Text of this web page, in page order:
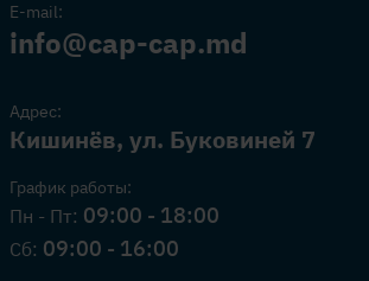
E-mail:
info@cap-cap.md
Адрес:
Кишинёв, ул. Буковиней 7
График работы:
Пн - Пт: 09:00 - 18:00
Сб: 09:00 - 16:00